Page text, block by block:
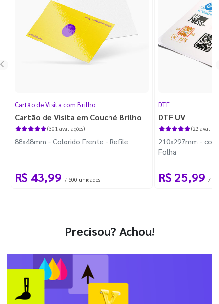
Cartão de Visita com Brilho
Cartão de Visita em Couché Brilho
(301 avaliações)
88x48mm - Colorido Frente - Refile
R$ 43,99 / 500 unidades
DTF
DTF UV
(22
210x297mm -
Folha
R$ 25,99 / 1
Precisou? Achou!